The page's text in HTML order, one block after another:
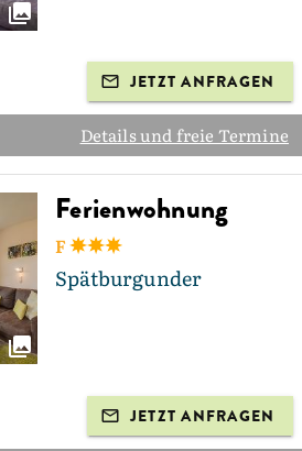
JETZT ANFRAGEN
Details und freie Termine
Ferienwohnung
F
Spätburgunder
JETZT ANFRAGEN